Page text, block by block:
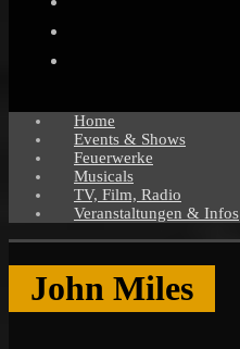
Home
Events & Shows
Feuerwerke
Musicals
TV, Film, Radio
Veranstaltungen & Infos
John Miles